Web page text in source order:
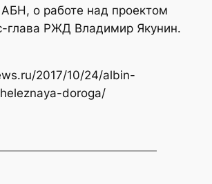
о работе над проектом
глава РЖД Владимир Якунин.
2017/10/24/albin-
doroga/